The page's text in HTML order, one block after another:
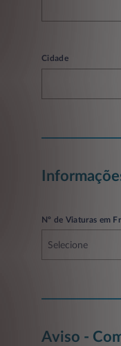
Cidade
Nº de Viaturas em
Selecione
Aviso -